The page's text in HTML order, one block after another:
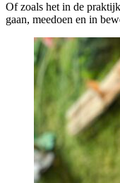
Of zoals het in de
gaan, meedoen en in